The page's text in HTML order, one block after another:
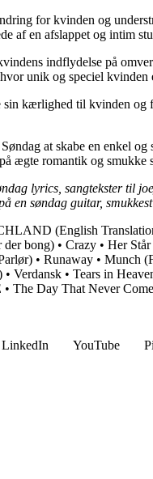
for kvinden og
af en afslappet og intim
indflydelse på
unik og speciel kvinden
kærlighed til kvinden og
at skabe en enkel
ægte romantik og smukke
lyrics, sangtekster til
en søndag guitar, smukkest
(English
der bong) • Crazy • Her Står
• Runaway • Munch
• Verdansk • Tears in
• The Day That Never
LinkedIn YouTube